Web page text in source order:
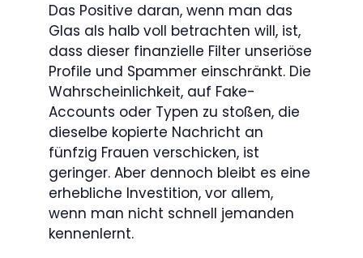
Das Positive daran, wenn man das
Glas als halb voll betrachten will, ist,
dass dieser finanzielle Filter unseriöse
Profile und Spammer einschränkt. Die
Wahrscheinlichkeit, auf Fake-
Accounts oder Typen zu stoßen, die
dieselbe kopierte Nachricht an
fünfzig Frauen verschicken, ist
geringer. Aber dennoch bleibt es eine
erhebliche Investition, vor allem,
wenn man nicht schnell jemanden
kennenlernt.